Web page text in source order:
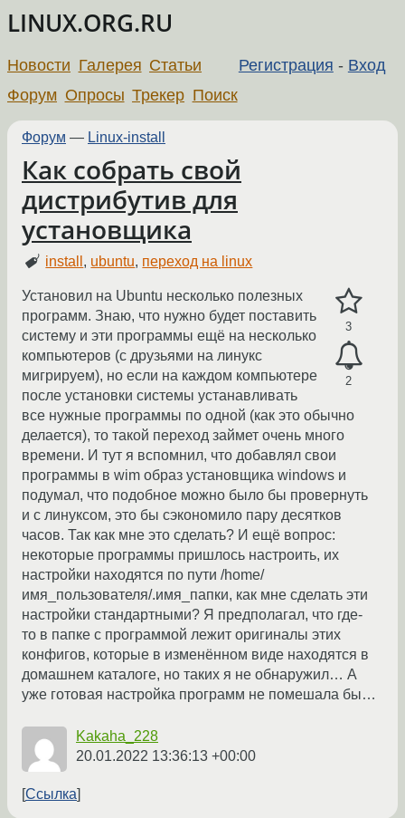
LINUX.ORG.RU
Регистрация - Вход
Новости Галерея Статьи
Форум Опросы Трекер Поиск
Форум — Linux-install
Как собрать свой
дистрибутив для
установщика
install , ubuntu, переход на linux
3
2
Установил на Ubuntu несколько полезных
программ. Знаю, что нужно будет поставить
систему и эти программы ещё на несколько
компьютеров (с друзьями на линукс
мигрируем), но если на каждом компьютере
после установки системы устанавливать
все нужные программы по одной (как это обычно
делается), то такой переход займет очень много
времени. И тут я вспомнил, что добавлял свои
программы в wim образ установщика windows и
подумал, что подобное можно было бы провернуть
и с линуксом, это бы сэкономило пару десятков
часов. Так как мне это сделать? И ещё вопрос:
некоторые программы пришлось настроить, их
настройки находятся по пути /home/
имя_пользователя/.имя_папки, как мне сделать эти
настройки стандартными? Я предполагал, что где-
то в папке с программой лежит оригиналы этих
конфигов, которые в изменённом виде находятся в
домашнем каталоге, но таких я не обнаружил… А
уже готовая настройка программ не помешала бы…
Kakaha_228
20.01.2022 13:36:13 +00:00
Ссылка